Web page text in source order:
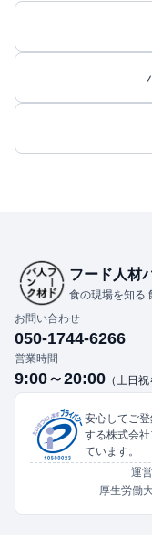
フード人材
食の現場を知る
お問い合わせ
050-1744-6266
営業時間
9:00～20:00 （土日祝
安心してご
する株式会
ています。
運
厚生労働